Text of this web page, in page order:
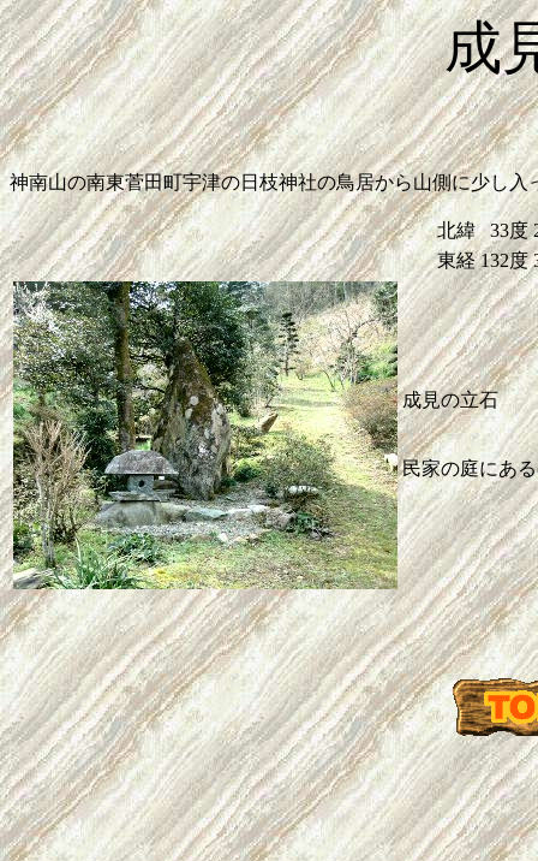
成
神南山の南東菅田町宇津の日枝神社の鳥居から山側に少し
北緯 33度
東経 132度
成見の立石
民家の庭にあ